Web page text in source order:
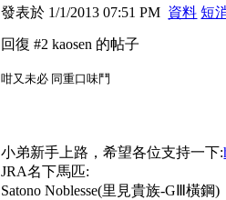
發表於 1/1/2013 07:51 PM 資料 短
回復 #2 kaosen 的帖子
咁又未必 同重口味鬥
小弟新手上路，希望各位支持一下:
JRA名下馬匹:
Satono Noblesse(里見貴族-GⅢ橫鋼)